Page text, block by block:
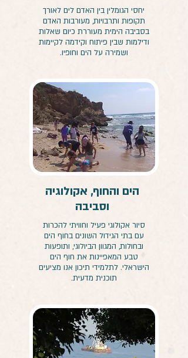
יחסי הגומלין בין האדם לים לאורך
תקופות ותרבויות, מעורבות האדם
בסביבה הימית מעוררת כיום שאלות
ודילמות שבין פיתוח וקידמה לקיימות
ושמירה על הים וחופיו.
הים והחוף, אקולוגיה
וסביבה
סיור אקולוגי פעיל וחוויתי להכרות
עם בתי הגידול השונים בחוף הים
ובחולות, המגוון הביולוגי, ותופעות
טבע המאפיינות את חוף הים
הישראלי. לתלמידי תיכון אנו מציעים
תוכנית מדעית.